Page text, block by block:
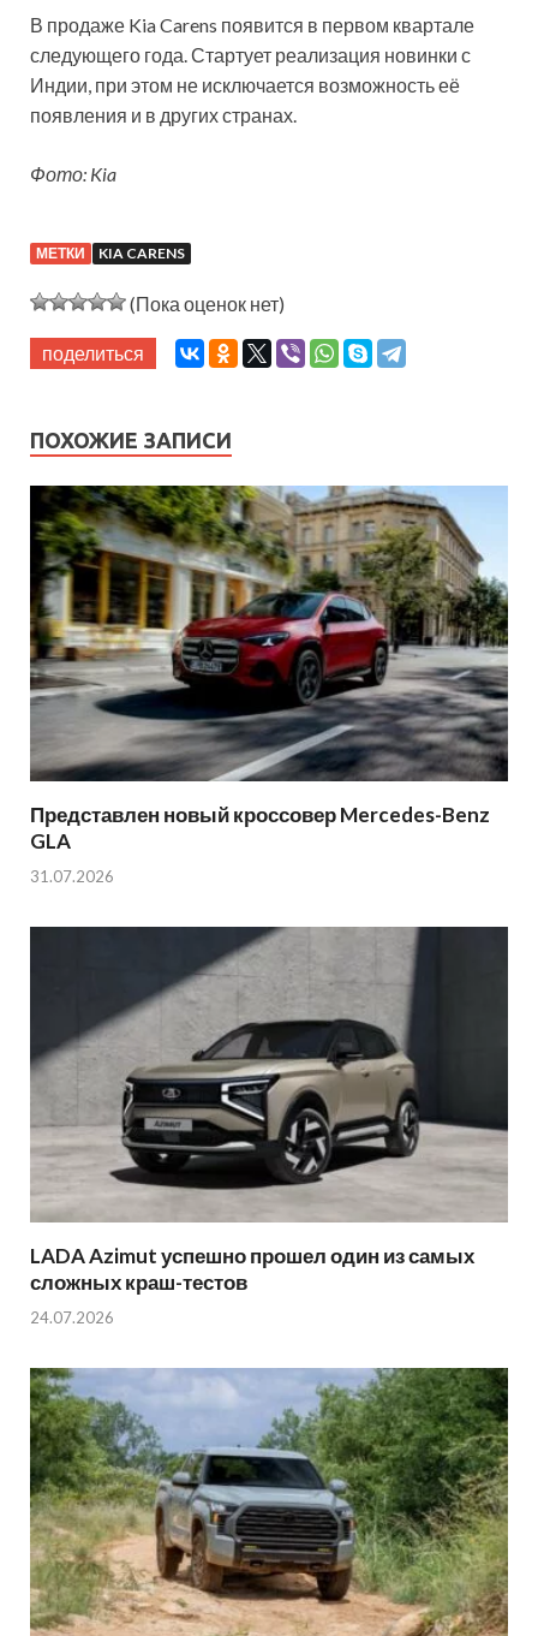
В продаже Kia Carens появится в первом квартале
следующего года. Стартует реализация новинки с
Индии, при этом не исключается возможность её
появления и в других странах.
Фото: Kia
МЕТКИ KIA CARENS
(Пока оценок нет)
поделиться
ПОХОЖИЕ ЗАПИСИ
Представлен новый кроссовер Mercedes-Benz
GLA
31.07.2026
LADA Azimut успешно прошел один из самых
сложных краш-тестов
24.07.2026